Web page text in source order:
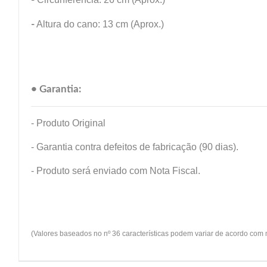
-Altura do cano: 13 cm (Aprox.)
• Garantia:
- Produto Original
- Garantia contra defeitos de fabricação (90 dias).
- Produto será enviado com Nota Fiscal.
(Valores baseados no nº 36 características podem variar de acordo com